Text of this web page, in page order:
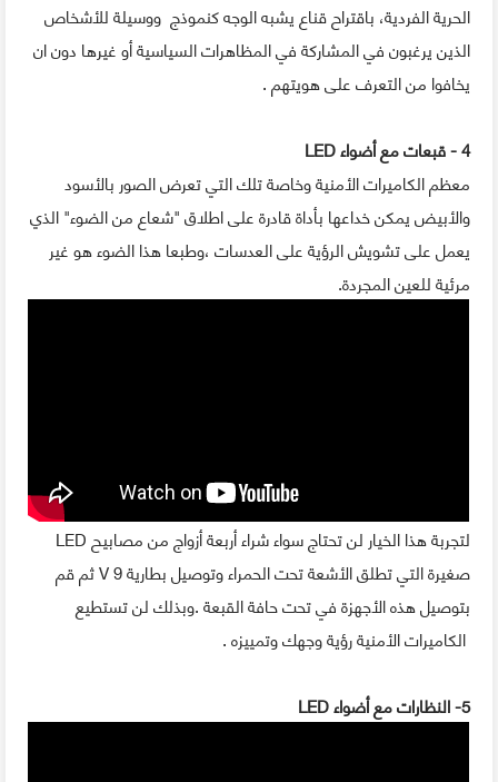
الحرية الفردية، باقتراح قناع يشبه الوجه كنموذج ووسيلة للأشخاص
الذين يرغبون في المشاركة في المظاهرات السياسية أو غيرها دون ان
يخافوا من التعرف على هويتهم .
4 - قبعات مع أضواء LED
معظم الكاميرات الأمنية وخاصة تلك التي تعرض الصور بالأسود
والأبيض يمكن خداعها بأداة قادرة على اطلاق "شعاع من الضوء" الذي
يعمل على تشويش الرؤية على العدسات ،وطبعا هذا الضوء هو غير
مرئية للعين المجردة.
لتجربة هذا الخيار لن تحتاج سواء شراء أربعة أزواج من مصابيح LED
صغيرة التي تطلق الأشعة تحت الحمراء وتوصيل بطارية 9 V ثم قم
بتوصيل هذه الأجهزة في تحت حافة القبعة .وبذلك لن تستطيع
الكاميرات الأمنية رؤية وجهك وتمييزه .
5- النظارات مع أضواء LED